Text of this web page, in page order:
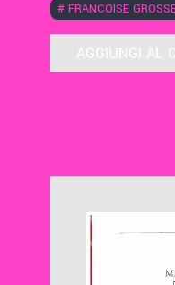
# FRANCOISE
AGGIUNGI AL